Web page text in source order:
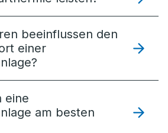
beeinflussen den
einer
eine
am besten